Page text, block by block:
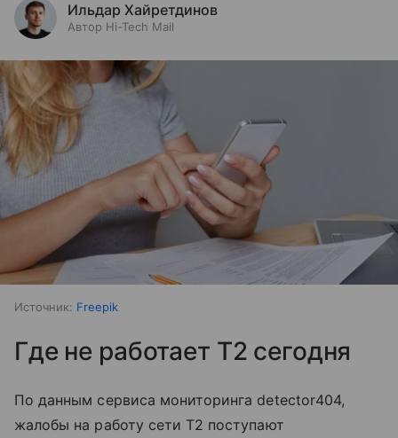
Ильдар Хайретдинов
Автор Hi-Tech Mail
Источник: Freepik
Где не работает T2 сегодня
По данным сервиса мониторинга detector404,
жалобы на работу сети T2 поступают